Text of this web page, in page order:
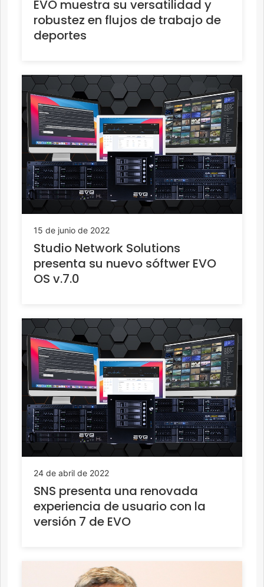
EVO muestra su versatilidad y
robustez en flujos de trabajo de
deportes
15 de junio de 2022
Studio Network Solutions
presenta su nuevo sóftwer EVO
OS v.7.0
24 de abril de 2022
SNS presenta una renovada
experiencia de usuario con la
versión 7 de EVO